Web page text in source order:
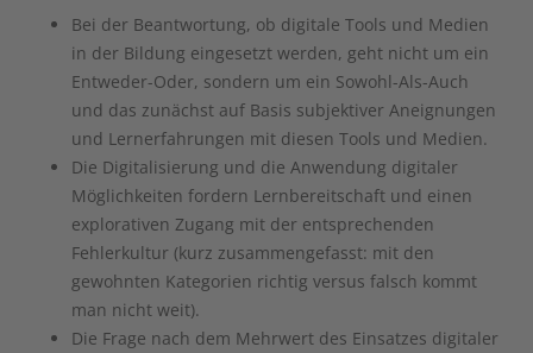
Bei der Beantwortung, ob digitale Tools und Medien
in der Bildung eingesetzt werden, geht nicht um ein
Entweder-Oder, sondern um ein Sowohl-Als-Auch
und das zunächst auf Basis subjektiver Aneignungen
und Lernerfahrungen mit diesen Tools und Medien.
Die Digitalisierung und die Anwendung digitaler
Möglichkeiten fordern Lernbereitschaft und einen
explorativen Zugang mit der entsprechenden
Fehlerkultur (kurz zusammengefasst: mit den
gewohnten Kategorien richtig versus falsch kommt
man nicht weit).
Die Frage nach dem Mehrwert des Einsatzes digitaler